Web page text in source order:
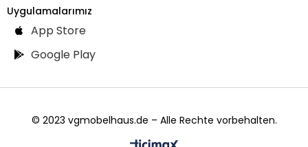
Uygulamalarımız
App Store
Google Play
© 2023 vgmobelhaus.de – Alle Rechte vorbehalten.